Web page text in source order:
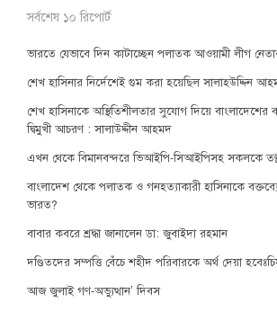
সর্বশেষ ১০ রিপোর্ট
ভারতে যেভাবে দিন কাটাচ্ছেন পলাতক আওয়ামী লীগ
শেখ হাসিনার নির্দেশেই গুম করা হয়েছিল সালাহউদ্দিন
শেখ হাসিনাকে অস্থিতিশীলতার সুযোগ দিয়ে বাংলাদেশের
দ্বিমুখী আচরণ : সালাউদ্দীন আহমদ
এখন থেকে বিমানবন্দরে ভিআইপি-সিআইপিসহ সকলকে
বাংলাদেশ থেকে পলাতক ও গনহত্যাকারী হাসিনাকে
ভারত?
বাবার কবরে শ্রদ্ধা জানালেন ডা: জুবাইদা রহমান
দণ্ডিতদের সম্পত্তি বেঁচে শহীদ পরিবারকে অর্থ দেয়া
আজ জুলাই গণ-অভ্যুত্থান’ দিবস